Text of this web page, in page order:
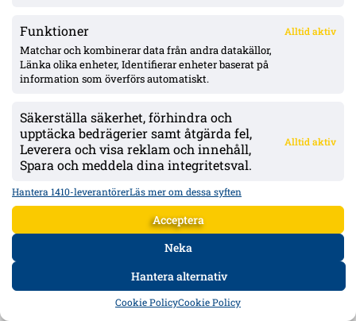
Funktioner Alltid aktiv
Matchar och kombinerar data från andra datakällor,
Länka olika enheter, Identifierar enheter baserat på
information som överförs automatiskt.
Säkerställa säkerhet, förhindra och
upptäcka bedrägerier samt åtgärda fel,
Leverera och visa reklam och innehåll,
Spara och meddela dina integritetsval.
Alltid aktiv
Hantera 1410-leverantörerLäs mer om dessa syften
Acceptera
Neka
Hantera alternativ
Cookie PolicyCookie Policy
Norrköping nollar Sandviken i Lagerlöfs debut – 3–0 och upp på
andraplats; Fransson, Neffati och Nyman målskyttar
Norrköping. Hemmalaget tillfälligt tvåa efter segern; Alexander
Fransson noterades för sitt första ligamål i år.
Mer om Malmö FF
DATA FORUM